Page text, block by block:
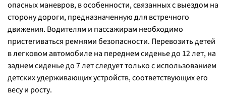
опасных маневров, в особенности, связанных с выездом на
сторону дороги, предназначенную для встречного
движения. Водителям и пассажирам необходимо
пристегиваться ремнями безопасности. Перевозить детей
в легковом автомобиле на переднем сиденье до 12 лет, на
заднем сиденье до 7 лет следует только с использованием
детских удерживающих устройств, соответствующих его
весу и росту.